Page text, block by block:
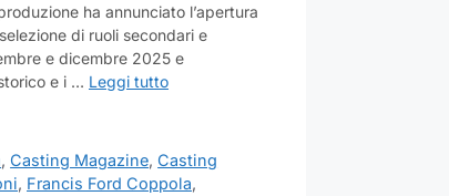
ha annunciato l’apertura
di ruoli secondari e
e dicembre 2025 e
e i … Leggi tutto
,Casting Magazine,Casting
, Francis Ford Coppola,